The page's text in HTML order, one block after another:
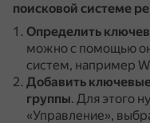
поисковой системе
Определить
можно с помощью
систем, например
Добавить
группы. Для этого
«Управление»,